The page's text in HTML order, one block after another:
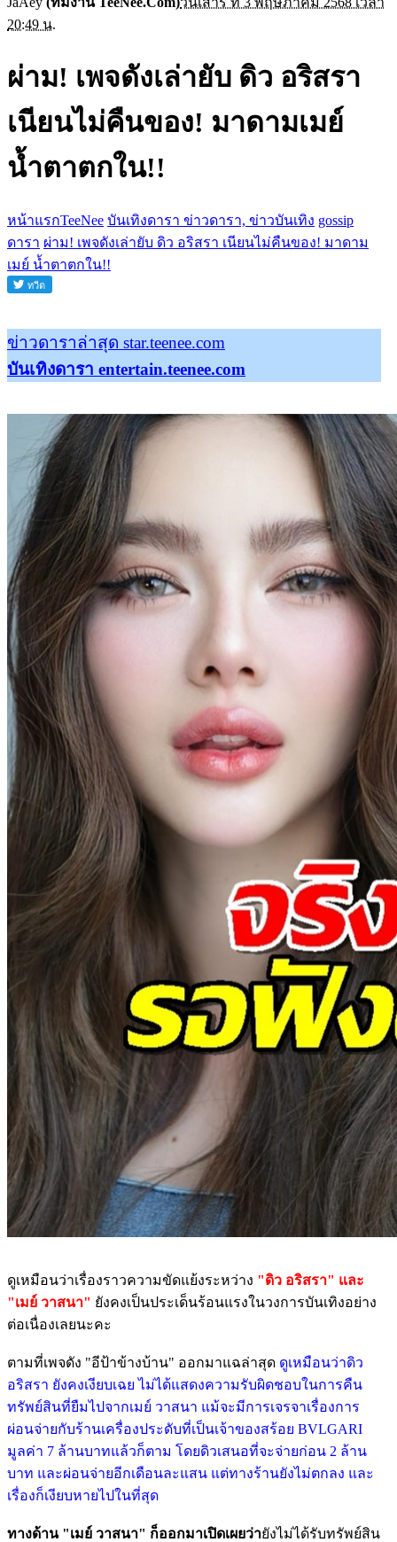
20:49 น.
ผ่าม! เพจดังเล่ายับ ดิว อริสรา
เนียนไม่คืนของ! มาดามเมย์
น้ำตาตกใน!!
หน้าแรกTeeNee บันเทิงดารา ข่าวดารา, ข่าวบันเทิง gossip
ดารา ผ่าม! เพจดังเล่ายับ ดิว อริสรา เนียนไม่คืนของ! มาดาม
เมย์ น้ำตาตกใน!!
ข่าวดาราล่าสุด star.teenee.com
บันเทิงดารา entertain.teenee.com
ดูเหมือนว่าเรื่องราวความขัดแย้งระหว่าง "ดิว อริสรา" และ
"เมย์ วาสนา" ยังคงเป็นประเด็นร้อนแรงในวงการบันเทิงอย่าง
ต่อเนื่องเลยนะคะ
ตามที่เพจดัง "อีป้าข้างบ้าน" ออกมาแฉล่าสุด ดูเหมือนว่าดิว
อริสรา ยังคงเงียบเฉย ไม่ได้แสดงความรับผิดชอบในการคืน
ทรัพย์สินที่ยืมไปจากเมย์ วาสนา แม้จะมีการเจรจาเรื่องการ
ผ่อนจ่ายกับร้านเครื่องประดับที่เป็นเจ้าของสร้อย BVLGARI
มูลค่า 7 ล้านบาทแล้วก็ตาม โดยดิวเสนอที่จะจ่ายก่อน 2 ล้าน
บาท และผ่อนจ่ายอีกเดือนละแสน แต่ทางร้านยังไม่ตกลง และ
เรื่องก็เงียบหายไปในที่สุด
ทางด้าน "เมย์ วาสนา" ก็ออกมาเปิดเผยว่ายังไม่ได้รับทรัพย์สิน